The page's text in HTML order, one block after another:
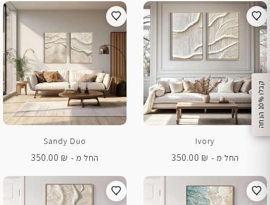
ק
ב
ל
ו
1
0
%
ה
נ
ח
ה
Ivory
החל מ -
350.00 ₪
Sandy Duo
החל מ -
350.00 ₪